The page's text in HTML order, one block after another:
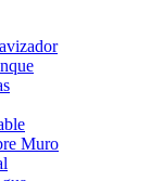
Muro